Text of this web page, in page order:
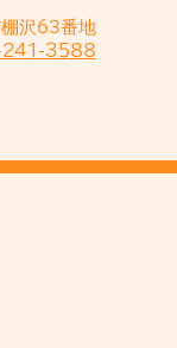
沢63番地
3588